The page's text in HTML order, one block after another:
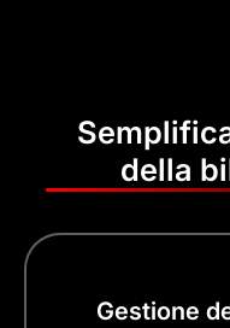
della
Gestione